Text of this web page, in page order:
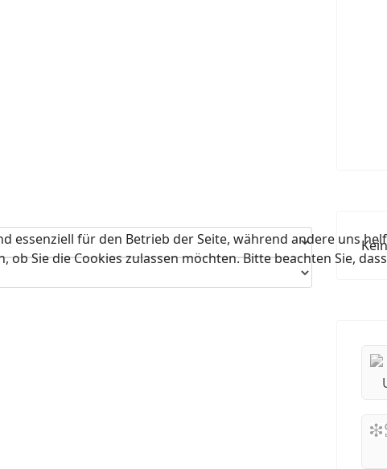
essenziell für den Betrieb der Seite, während andere uns
ob Sie die Cookies zulassen möchten. Bitte beachten Sie,